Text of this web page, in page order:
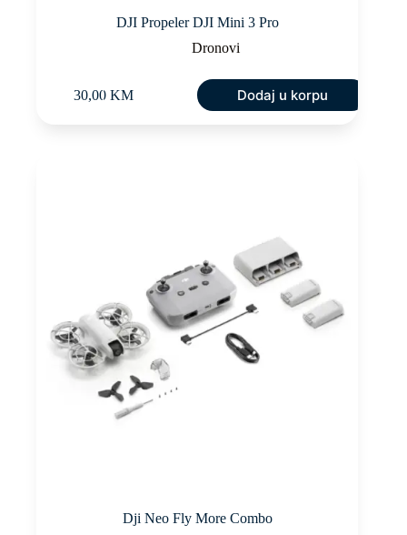
DJI Propeler DJI Mini 3 Pro
Dronovi
30,00 KM Dodaj u korpu
Dji Neo Fly More Combo